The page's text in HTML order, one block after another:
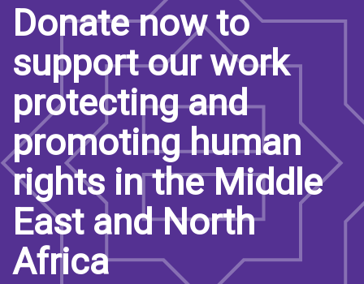
Donate now to
support our work
protecting and
promoting human
rights in the Middle
East and North
Africa